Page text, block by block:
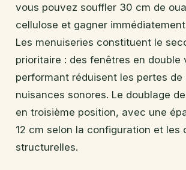
vous pouvez souffler 30 cm de
cellulose et gagner
Les menuiseries constituent le
prioritaire : des fenêtres en double
performant réduisent les pertes de
nuisances sonores. Le doublage
en troisième position, avec une
12 cm selon la configuration et les
structurelles.